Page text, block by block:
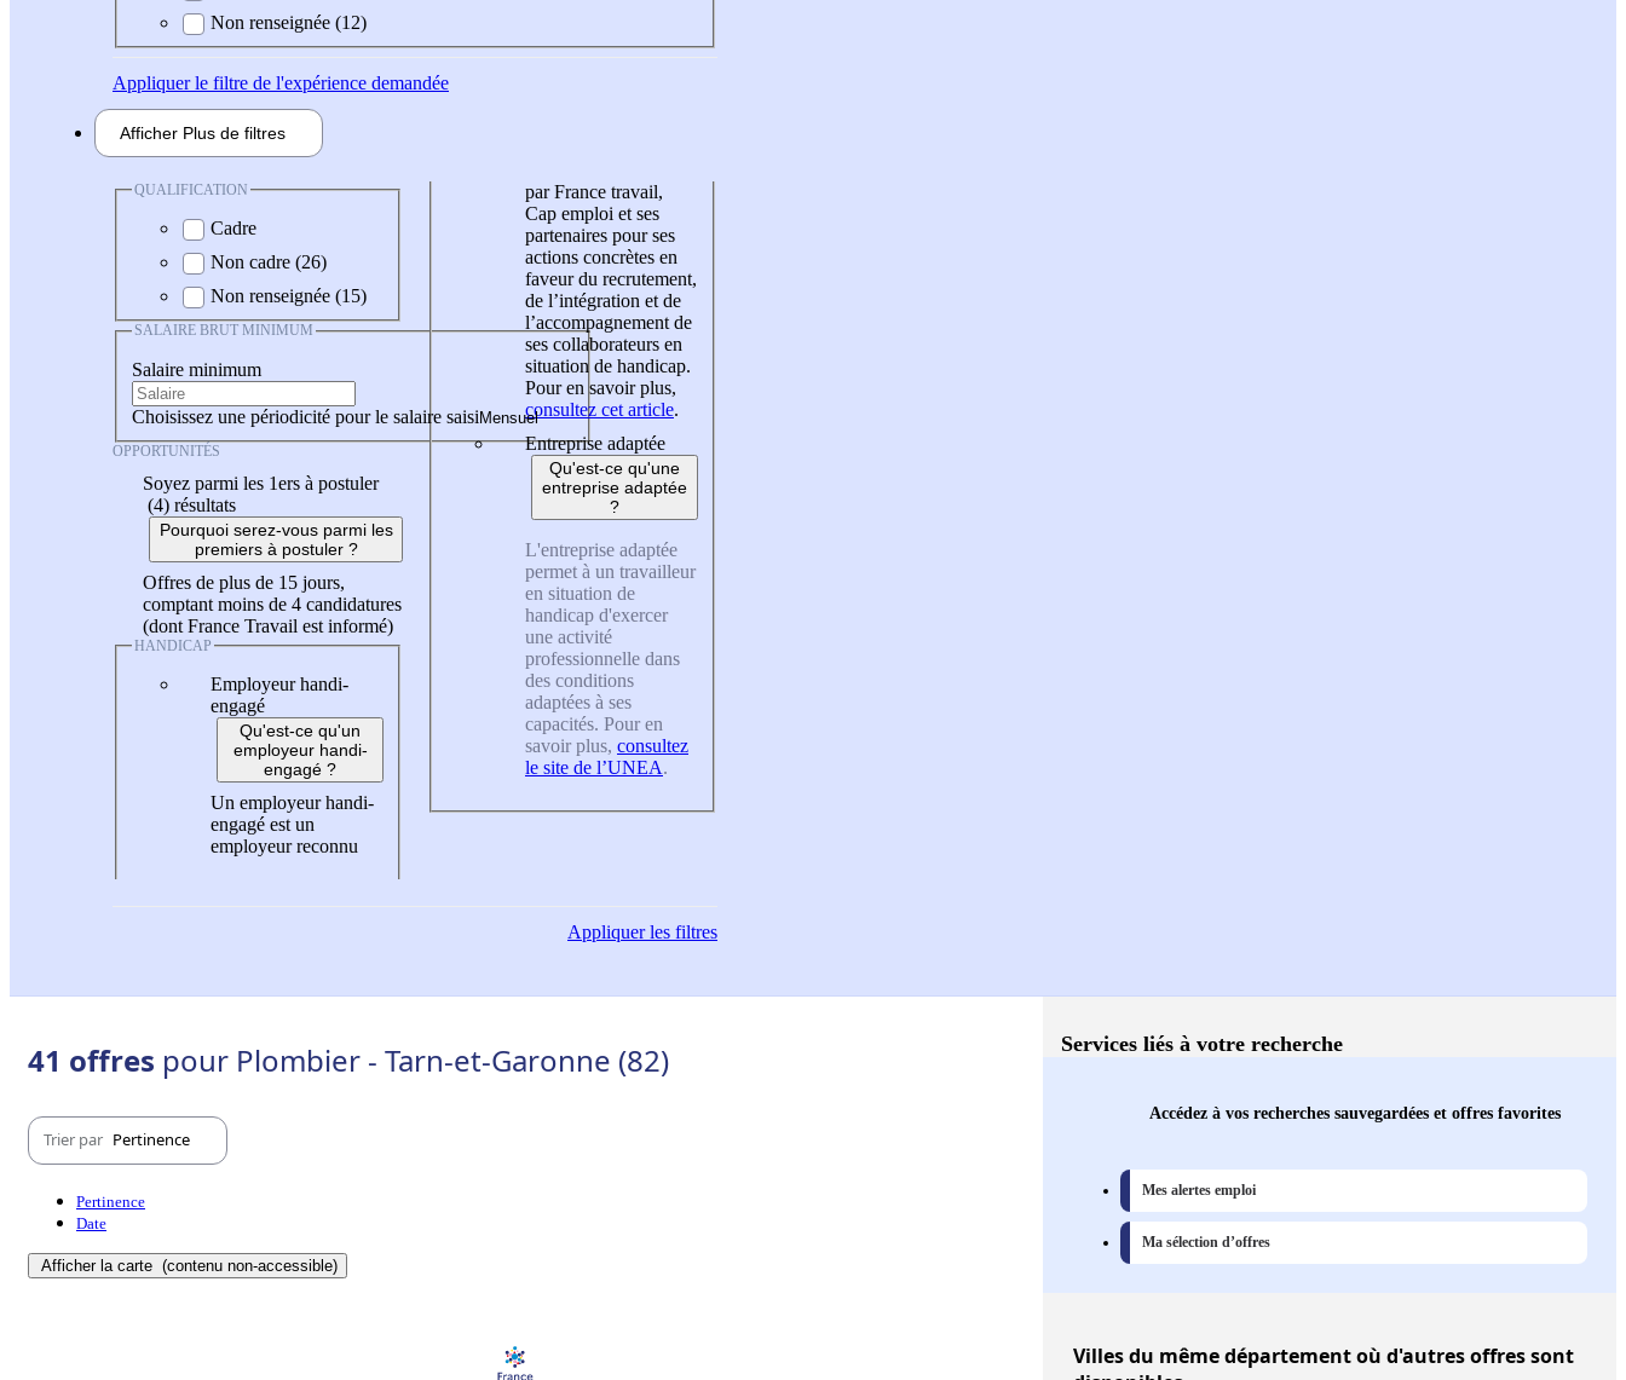
Non renseignée (12)
Appliquerle filtre de l'expérience demandée
Afficher Plus de filtres
QUALIFICATION
Cadre
Non cadre (26)
Non renseignée (15)
SALAIRE BRUT MINIMUM
Salaire minimum
Choisissez une périodicité pour le salaire saisi
OPPORTUNITÉS
Soyez parmi les 1ers à postuler
(4) résultats
Pourquoi serez-vous parmi les
premiers à postuler ?
Offres de plus de 15 jours,
comptant moins de 4 candidatures
(dont France Travail est informé)
HANDICAP
Employeur handi-
engagé
Qu'est-ce qu'un
employeur handi-
engagé ?
Un employeur handi-
engagé est un
employeur reconnu
par France travail,
Cap emploi et ses
partenaires pour ses
actions concrètes en
faveur du recrutement,
de l’intégration et de
l’accompagnement de
ses collaborateurs en
situation de handicap.
Pour en savoir plus,
consultez cet article.
Entreprise adaptée
Qu'est-ce qu'une
entreprise adaptée
?
L'entreprise adaptée
permet à un travailleur
en situation de
handicap d'exercer
une activité
professionnelle dans
des conditions
adaptées à ses
capacités. Pour en
savoir plus, consultez
le site de l’UNEA.
Appliquerles filtres
41 offres pour Plombier - Tarn-et-Garonne (82)
Trier par Pertinence
Pertinence
Date
Afficher la carte (contenu non-accessible)
Services liés à votre recherche
Accédez à vos recherches sauvegardées et offres favorites
Mes alertes emploi
Ma sélection d’offres
Villesdu même département où d'autres offres sont